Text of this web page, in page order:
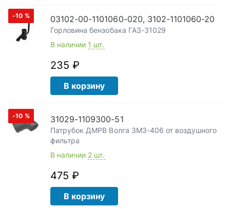
-10 % 03102-00-1101060-020, 3102-1101060-20
Горловина бензобака ГАЗ-31029
В наличии 1 шт.
235 ₽
В корзину
-10 % 31029-1109300-51
Патрубок ДМРВ Волга ЗМЗ-406 от воздушного
фильтра
В наличии 2 шт.
475 ₽
В корзину